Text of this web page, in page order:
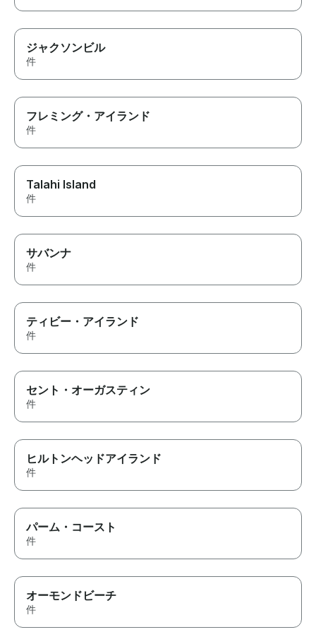
ジャクソンビル
件
フレミング・アイランド
件
Talahi Island
件
サバンナ
件
ティビー・アイランド
件
セント・オーガスティン
件
ヒルトンヘッドアイランド
件
パーム・コースト
件
オーモンドビーチ
件